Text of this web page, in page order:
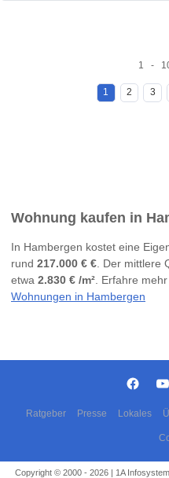
1 -
1 2 3
Wohnung kaufen in
In Hambergen kostet eine
rund 217.000 € €. Der mittlere
etwa 2.830 € /m². Erfahre
Wohnungen in Hambergen
Ratgeber Presse Lokales
Copyright © 2000 - 2026 | 1A